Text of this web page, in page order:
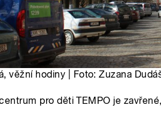
věžní hodiny | Foto: Zuzana
pro děti TEMPO je